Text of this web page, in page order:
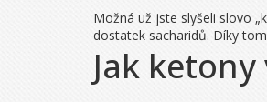
Možná už jste slyšeli slovo
dostatek sacharidů. Díky
Jak